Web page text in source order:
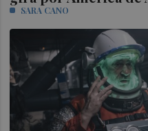
SARA CANO